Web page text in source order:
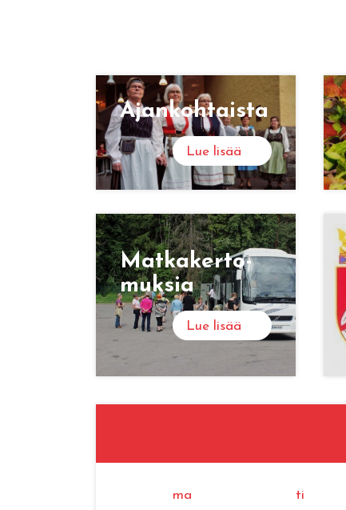
Ajan­koh­tais­ta
Lue lisää
Mat­ka­ker­to­
muk­sia
Lue lisää
ma ti